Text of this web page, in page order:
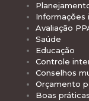
Informações
Avaliação
Saúde
Educação
Controle
Conselhos
Orçamento
Boas práticas